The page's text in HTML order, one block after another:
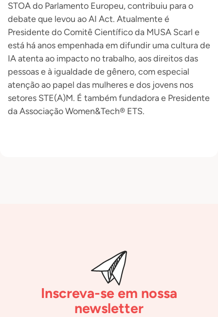
STOA do Parlamento Europeu, contribuiu para o
debate que levou ao AI Act. Atualmente é
Presidente do Comitê Científico da MUSA Scarl e
está há anos empenhada em difundir uma cultura de
IA atenta ao impacto no trabalho, aos direitos das
pessoas e à igualdade de gênero, com especial
atenção ao papel das mulheres e dos jovens nos
setores STE(A)M. É também fundadora e Presidente
da Associação Women&Tech® ETS.
Inscreva-se em nossa
newsletter